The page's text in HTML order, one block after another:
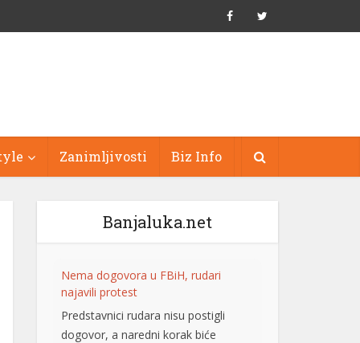
Zanimljivosti Biz Info
Banjaluka.net
Nema dogovora u FBiH, rudari
najavili protest
Predstavnici rudara nisu postigli
dogovor, a naredni korak biće